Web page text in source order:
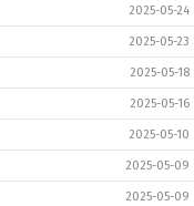
2025-05-24
2025-05-23
2025-05-18
2025-05-16
2025-05-10
2025-05-09
2025-05-09